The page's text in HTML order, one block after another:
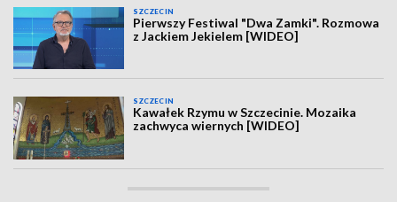
SZCZECIN
Pierwszy Festiwal "Dwa Zamki". Rozmowa
z Jackiem Jekielem [WIDEO]
SZCZECIN
Kawałek Rzymu w Szczecinie. Mozaika
zachwyca wiernych [WIDEO]